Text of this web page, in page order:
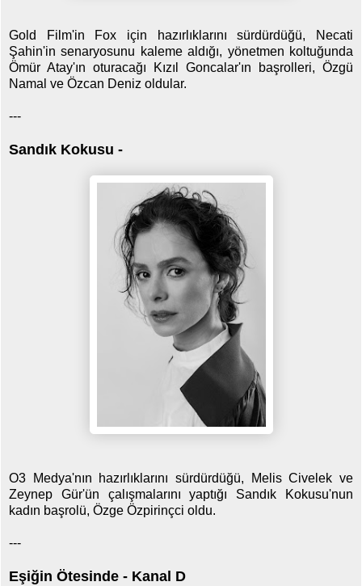
Gold Film'in Fox için hazırlıklarını sürdürdüğü, Necati
Şahin'in senaryosunu kaleme aldığı, yönetmen koltuğunda
Ömür Atay'ın oturacağı Kızıl Goncalar'ın başrolleri, Özgü
Namal ve Özcan Deniz oldular.
---
Sandık Kokusu -
O3 Medya'nın hazırlıklarını sürdürdüğü, Melis Civelek ve
Zeynep Gür'ün çalışmalarını yaptığı Sandık Kokusu'nun
kadın başrolü, Özge Özpirinçci oldu.
---
Eşiğin Ötesinde - Kanal D